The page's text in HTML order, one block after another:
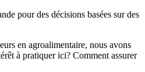
pour des décisions basées sur des
en agroalimentaire, nous avons
à pratiquer ici? Comment assurer